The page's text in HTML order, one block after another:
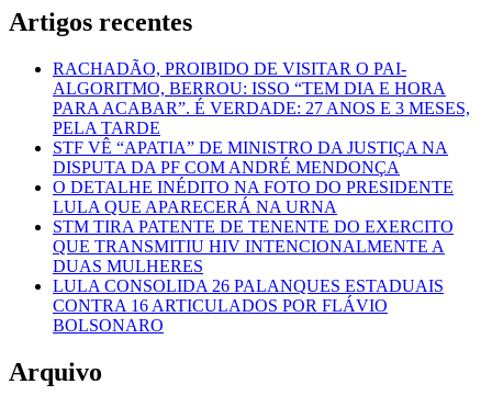
Artigos recentes
RACHADÃO, PROIBIDO DE VISITAR O PAI-
ALGORITMO, BERROU: ISSO “TEM DIA E HORA
PARA ACABAR”. É VERDADE: 27 ANOS E 3 MESES,
PELA TARDE
STF VÊ “APATIA” DE MINISTRO DA JUSTIÇA NA
DISPUTA DA PF COM ANDRÉ MENDONÇA
O DETALHE INÉDITO NA FOTO DO PRESIDENTE
LULA QUE APARECERÁ NA URNA
STM TIRA PATENTE DE TENENTE DO EXERCITO
QUE TRANSMITIU HIV INTENCIONALMENTE A
DUAS MULHERES
LULA CONSOLIDA 26 PALANQUES ESTADUAIS
CONTRA 16 ARTICULADOS POR FLÁVIO
BOLSONARO
Arquivo